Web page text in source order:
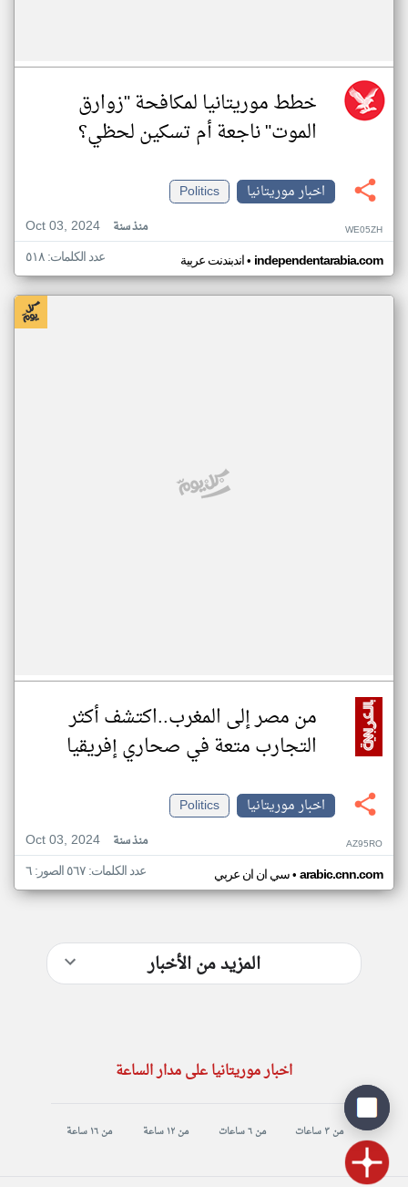
خطط موريتانيا لمكافحة "زوارق
الموت" ناجعة أم تسكين لحظي؟
اخبار موريتانيا
Politics
Oct 03, 2024
منذ سنة WE05ZH
اندبندنت عربية• independentarabia.com عدد الكلمات: ٥١٨
من مصر إلى المغرب..اكتشف أكثر
التجارب متعة في صحاري إفريقيا
اخبار موريتانيا
Politics
Oct 03, 2024
منذ سنة AZ95RO
سي ان ان عربي• arabic.cnn.com عدد الكلمات: ٥٦٧ الصور: ٦
المزيد من الأخبار
اخبار موريتانيا على مدار الساعة
من ٣ ساعات من ٦ ساعات من ١٢ ساعة من ١٦ ساعة